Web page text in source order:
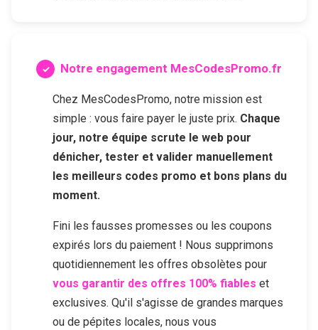
Notre engagement MesCodesPromo.fr
Chez MesCodesPromo, notre mission est
simple : vous faire payer le juste prix. Chaque
jour, notre équipe scrute le web pour
dénicher, tester et valider manuellement
les meilleurs codes promo et bons plans du
moment.
Fini les fausses promesses ou les coupons
expirés lors du paiement ! Nous supprimons
quotidiennement les offres obsolètes pour
vous garantir des offres 100% fiables et
exclusives. Qu'il s'agisse de grandes marques
ou de pépites locales, nous vous